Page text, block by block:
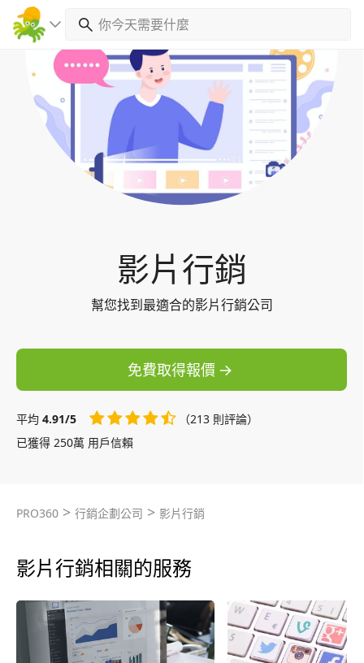
影片行銷
幫您找到最適合的影片行銷公司
免費取得報價
平均 4.91/5
（213 則評論）
已獲得 250萬 用戶信賴
PRO360 > 行銷企劃公司 > 影片行銷
影片行銷相關的服務